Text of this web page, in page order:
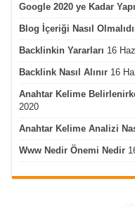
Google 2020 ye Kadar
Blog İçeriği Nasıl
Backlinkin Yararları 16
Backlink Nasıl Alınır 16
Anahtar Kelime
2020
Anahtar Kelime Analizi
Www Nedir Önemi Nedir